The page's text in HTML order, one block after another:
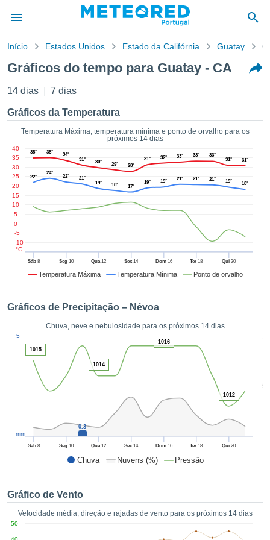
da
foi
por
para
que as
a este
das
e
forma
digital
fornecer-
de alta
a
o
no
como
ACEITAR
CONTINUAR
Início Estados Unidos Estado da Califórnia Guatay
Gráficos do tempo para Guatay - CA
14 dias 7 dias
Gráficos da Temperatura
Temperatura Máxima, temperatura mínima e ponto de orvalho para os
próximos 14 dias
Temperatura Máxima Temperatura Mínima Ponto de orvalho
Sáb8 Seg10 Qua12 Sex 14 Dom16 Ter 18 Qui 20
-10
-5
0
5
10
15
20
25
30
35
40
°C
35° 35°
34°
31°
30° 29° 28°
31° 32° 33° 33° 33°
31° 31°
22°
24°
22°
21°
19°
18° 17°
19° 19° 21° 21° 21° 19° 18°
Gráficos de Precipitação – Névoa
Chuva, neve e nebulosidade para os próximos 14 dias
Chuva Nuvens (%) Pressão
50
Sáb8 Seg10 Qua12 Sex 14 Dom16 Ter 18 Qui 20
5
mm
0.3
1015
1014
1016
1012
Gráfico de Vento
Velocidade média, direção e rajadas de vento para os próximos 14 dias
50